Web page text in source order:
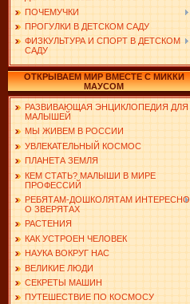
ПОЧЕМУЧКИ
ПРОГУЛКИ В ДЕТСКОМ САДУ
ФИЗКУЛЬТУРА И СПОРТ В ДЕТСКОМ
САДУ
ОТКРЫВАЕМ МИР ВМЕСТЕ С МИККИ
МАУСОМ
РАЗВИВАЮЩАЯ ЭНЦИКЛОПЕДИЯ ДЛЯ
МАЛЫШЕЙ
МЫ ЖИВЕМ В РОССИИ
УВЛЕКАТЕЛЬНЫЙ КОСМОС
ПЛАНЕТА ЗЕМЛЯ
КЕМ СТАТЬ? МАЛЫШИ В МИРЕ
ПРОФЕССИЙ
РЕБЯТАМ-ДОШКОЛЯТАМ ИНТЕРЕСНО
О ЗВЕРЯТАХ
РАСТЕНИЯ
КАК УСТРОЕН ЧЕЛОВЕК
НАУКА ВОКРУГ НАС
ВЕЛИКИЕ ЛЮДИ
СЕКРЕТЫ МАШИН
ПУТЕШЕСТВИЕ ПО КОСМОСУ